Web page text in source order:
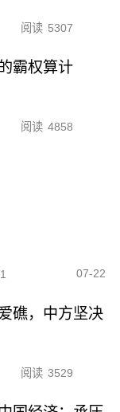
阅读 5307
霸权算计
阅读 4858
07-22
礁，中方坚决
阅读 3529